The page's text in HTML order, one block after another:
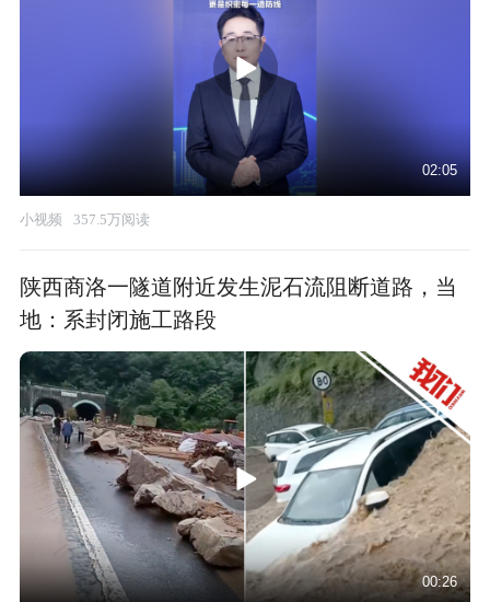
02:05
小视频 357.5万阅读
陕西商洛一隧道附近发生泥石流阻断道路，当
地：系封闭施工路段
00:26